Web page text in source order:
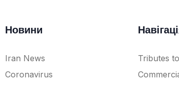
Новини
Iran News
Coronavirus
Tributes